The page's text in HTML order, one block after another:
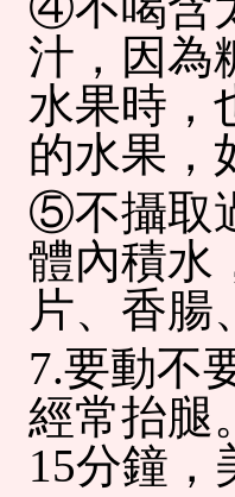
汁，因為
水果時，
的水果，
⑤不攝取
體內積水
片、香腸
7.要動不
經常抬腿
15分鐘，